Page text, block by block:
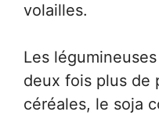
volailles.
Les
deux fois plus de
céréales, le soja